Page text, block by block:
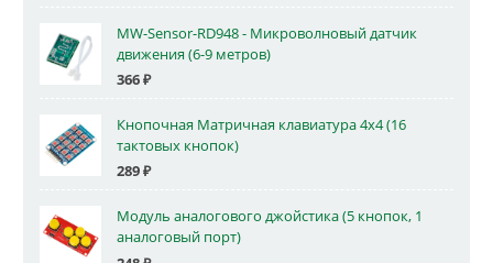
MW-Sensor-RD948 - Микроволновый датчик
движения (6-9 метров)
366₽
Кнопочная Матричная клавиатура 4x4 (16
тактовых кнопок)
289₽
Модуль аналогового джойстика (5 кнопок, 1
аналоговый порт)